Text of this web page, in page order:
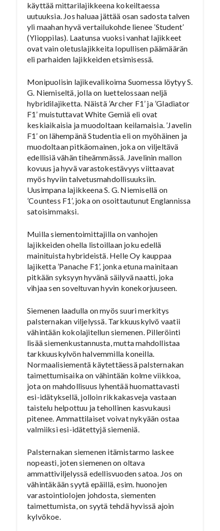
käyttää mittarilajikkeena kokeiltaessa
uutuuksia. Jos haluaa jättää osan sadosta talven
yli maahan hyvä vertailukohde lienee ’Student’
(Ylioppilas). Laatunsa vuoksi vanhat lajikkeet
ovat vain oletuslajikkeita lopullisen päämäärän
eli parhaiden lajikkeiden etsimisessä.
Monipuolisin lajikevalikoima Suomessa löytyy S.
G. Niemiseltä, jolla on luettelossaan neljä
hybridilajiketta. Näistä ’Archer F1’ ja ’Gladiator
F1’ muistuttavat White Gemiä eli ovat
keskiaikaisia ja muodoltaan keilamaisia. ’Javelin
F1’ on lähempänä Studentia eli on myöhäinen ja
muodoltaan pitkäomainen, joka on viljeltävä
edellisiä vähän tiheämmässä. Javelinin mallon
kovuus ja hyvä varastokestävyys viittaavat
myös hyviin talvetusmahdollisuuksiin.
Uusimpana lajikkeena S. G. Niemisellä on
’Countess F1’, joka on osoittautunut Englannissa
satoisimmaksi.
Muilla siementoimittajilla on vanhojen
lajikkeiden ohella listoillaan joku edellä
mainituista hybrideistä. Helle Oy kauppaa
lajiketta ’Panache F1’, jonka etuna mainitaan
pitkään syksyyn hyvänä säilyvä naatti, joka
vihjaa sen soveltuvan hyvin konekorjuuseen.
Siemenen laadulla on myös suuri merkitys
palsternakan viljelyssä. Tarkkuuskylvö vaatii
vähintään kokolajitellun siemenen. Pilleröinti
lisää siemenkustannusta, mutta mahdollistaa
tarkkuuskylvön halvemmilla koneilla.
Normaalisiementä käytettäessä palsternakan
taimettumisaika on vähintään kolme viikkoa,
jota on mahdollisuus lyhentää huomattavasti
esi-idätyksellä, jolloin rikkakasveja vastaan
taistelu helpottuu ja tehollinen kasvukausi
pitenee. Ammattilaiset voivat nykyään ostaa
valmiiksi esi-idätettyjä siemeniä.
Palsternakan siemenen itämistarmo laskee
nopeasti, joten siemenen on oltava
ammattiviljelyssä edellisvuoden satoa. Jos on
vähintäkään syytä epäillä, esim. huonojen
varastointiolojen johdosta, siementen
taimettumista, on syytä tehdä hyvissä ajoin
kylvökoe.